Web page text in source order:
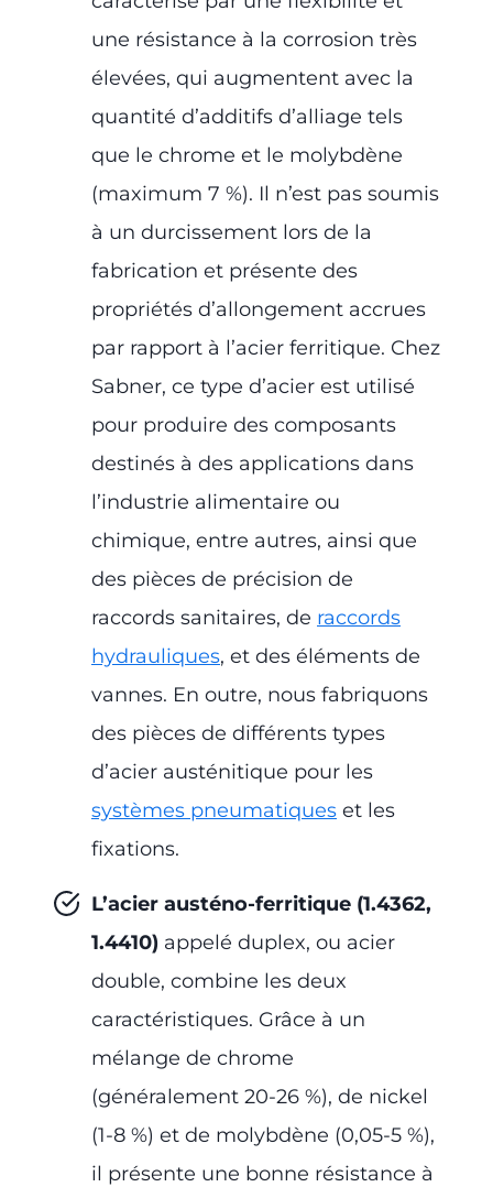
une résistance à la corrosion très
élevées, qui augmentent avec la
quantité d’additifs d’alliage tels
que le chrome et le molybdène
(maximum 7 %). Il n’est pas soumis
à un durcissement lors de la
fabrication et présente des
propriétés d’allongement accrues
par rapport à l’acier ferritique. Chez
Sabner, ce type d’acier est utilisé
pour produire des composants
destinés à des applications dans
l’industrie alimentaire ou
chimique, entre autres, ainsi que
des pièces de précision de
raccords sanitaires, de raccords
hydrauliques, et des éléments de
vannes. En outre, nous fabriquons
des pièces de différents types
d’acier austénitique pour les
systèmes pneumatiques et les
fixations.
L’acier austéno-ferritique (1.4362,
1.4410) appelé duplex, ou acier
double, combine les deux
caractéristiques. Grâce à un
mélange de chrome
(généralement 20-26 %), de nickel
(1-8 %) et de molybdène (0,05-5 %),
il présente une bonne résistance à